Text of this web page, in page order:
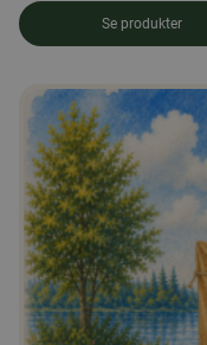
Se produkter
Dette
vare
har
flere
varianter.
Mulighederne
kan
vælges